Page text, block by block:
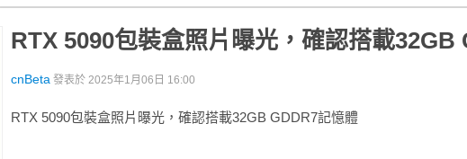
RTX 5090包裝盒照片曝光，確認搭載32GB
cnBeta 發表於 2025年1月06日 16:00
RTX 5090包裝盒照片曝光，確認搭載32GB GDDR7記憶體